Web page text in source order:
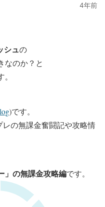
4年前
シュの
なのか？ と
)です。
の無課金奮闘記や攻略情
の無課金攻略編です。